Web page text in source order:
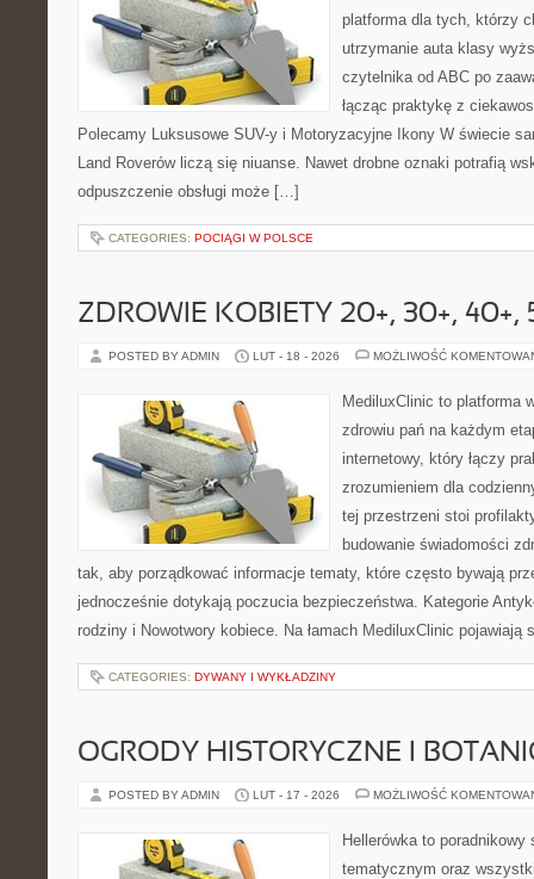
platforma dla tych, którzy
utrzymanie auta klasy
czytelnika od ABC po
łącząc praktykę z
Polecamy Luksusowe SUV-y i Motoryzacyjne Ikony W świecie
Land Roverów liczą się niuanse. Nawet drobne oznaki potrafią
odpuszczenie obsługi może […]
CATEGORIES: POCIĄGI W POLSCE
ZDROWIE KOBIETY 20+, 30+, 40+,
POSTED BY ADMIN LUT - 18 - 2026 MOŻLIWOŚĆ
MediluxClinic to platforma
zdrowiu pań na każdym
internetowy, który łączy
zrozumieniem dla
tej przestrzeni stoi
budowanie świadomości
tak, aby porządkować informacje tematy, które często bywają
jednocześnie dotykają poczucia bezpieczeństwa. Kategorie
rodziny i Nowotwory kobiece. Na łamach MediluxClinic pojawiają
CATEGORIES: DYWANY I WYKŁADZINY
OGRODY HISTORYCZNE I
POSTED BY ADMIN LUT - 17 - 2026 MOŻLIWOŚĆ
Hellerówka to
tematycznym oraz